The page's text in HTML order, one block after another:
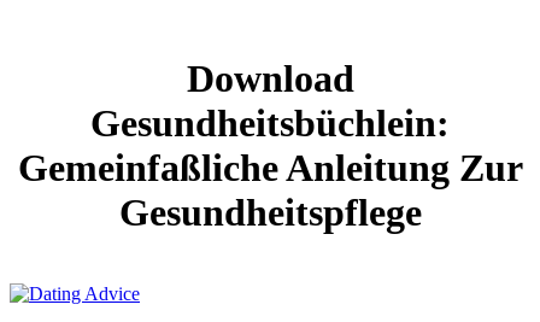
Download
Gesundheitsbüchlein:
Gemeinfaßliche Anleitung Zur
Gesundheitspflege